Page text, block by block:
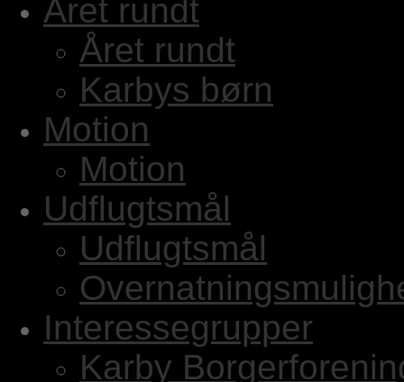
Året rundt
Året rundt
Karbys børn
Motion
Motion
Udflugtsmål
Udflugtsmål
Interessegrupper
Karby